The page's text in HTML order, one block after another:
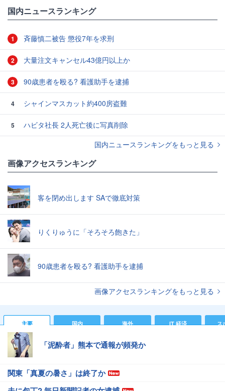
国内ニュースランキング
1 斉藤慎二被告 懲役7年を求刑
2 大量注文キャンセル43億円以上か
3 90歳患者を殴る? 看護助手を逮捕
4 シャインマスカット約400房盗難
5
ハビタ社長 2人死亡後に写真削除
国内ニュースランキングをもっと見る
画像アクセスランキング
客を閉め出します SAで徹底対策
りくりゅうに「そろそろ飽きた」
90歳患者を殴る? 看護助手を逮捕
画像アクセスランキングをもっと見る
主要 国内 海外 IT 経済 ス
「泥酔者」熊本で通報が頻発か
関東「真夏の暑さ」は終了か